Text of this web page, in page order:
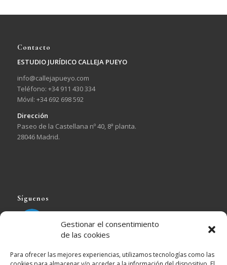
Gestionar el consentimiento
de las cookies
Para ofrecer las mejores experiencias, utilizamos tecnologías como las
Contacto
ESTUDIO JURÍDICO CALLEJA PUEYO
info@callejapueyo.com
Teléfono: +34 911 430 334
Móvil: +34 692 698 592
Dirección
Paseo de la Castellana nº 40, 8ª planta.
28046 Madrid.
Síguenos
EJ Calleja Pueyo Seguir
EJ Calleja Pueyo Retuiteado